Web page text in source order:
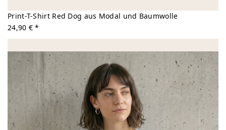
Print-T-Shirt Red Dog aus Modal und Baumwolle
24,90 € *